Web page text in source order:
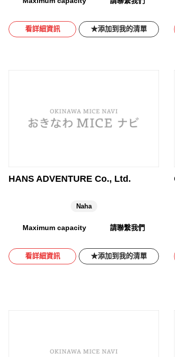
看詳細資訊 添加到我的清單
HANS ADVENTURE Co., Ltd.
Naha
Maximum capacity 請聯繫我們
看詳細資訊 添加到我的清單